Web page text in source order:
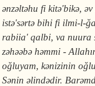
ənzəltəhu fi kitə'bi­kə,
istə'sərtə bihi fi ilmi-l-
rabiia' qalbi, va nuura
zəhəəbə həm­mi-
oğluyam, kənizinin
Sənin əlindədir.